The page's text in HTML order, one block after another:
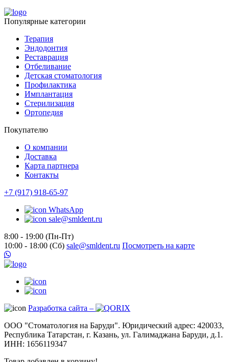
Популярные категории
Терапия
Эндодонтия
Реставрация
Отбеливание
Детская стоматология
Профилактика
Имплантация
Стерилизация
Ортопедия
Покупателю
О компании
Доставка
Карта партнера
Контакты
+7 (917) 918-65-97
WhatsApp
sale@smldent.ru
8:00 - 19:00 (Пн-Пт)
10:00 - 18:00 (Сб) sale@smldent.ru Посмотреть на карте
Разработка сайта –
ООО "Стоматология на Баруди". Юридический адрес: 420033,
Республика Татарстан, г. Казань, ул. Галимаджана Баруди, д.1.
ИНН: 1656119347